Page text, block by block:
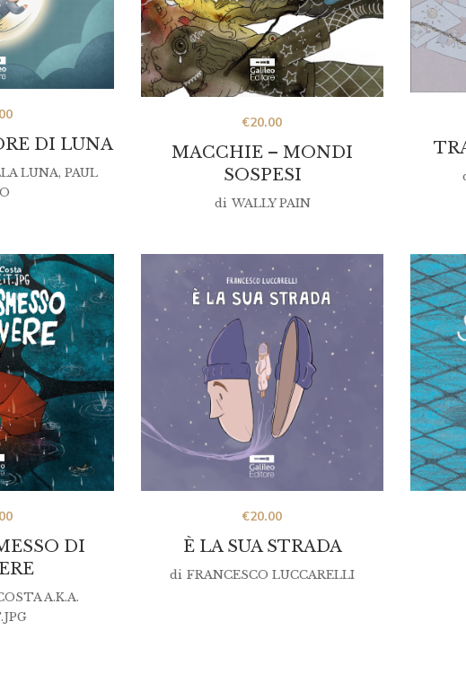
DI LUNA
LUNA, PAUL
MACCHIE – MONDI
SOSPESI
€20.00
di WALLY PAIN
DI
A.K.A.
È LA SUA STRADA
€20.00
di FRANCESCO LUCCARELLI